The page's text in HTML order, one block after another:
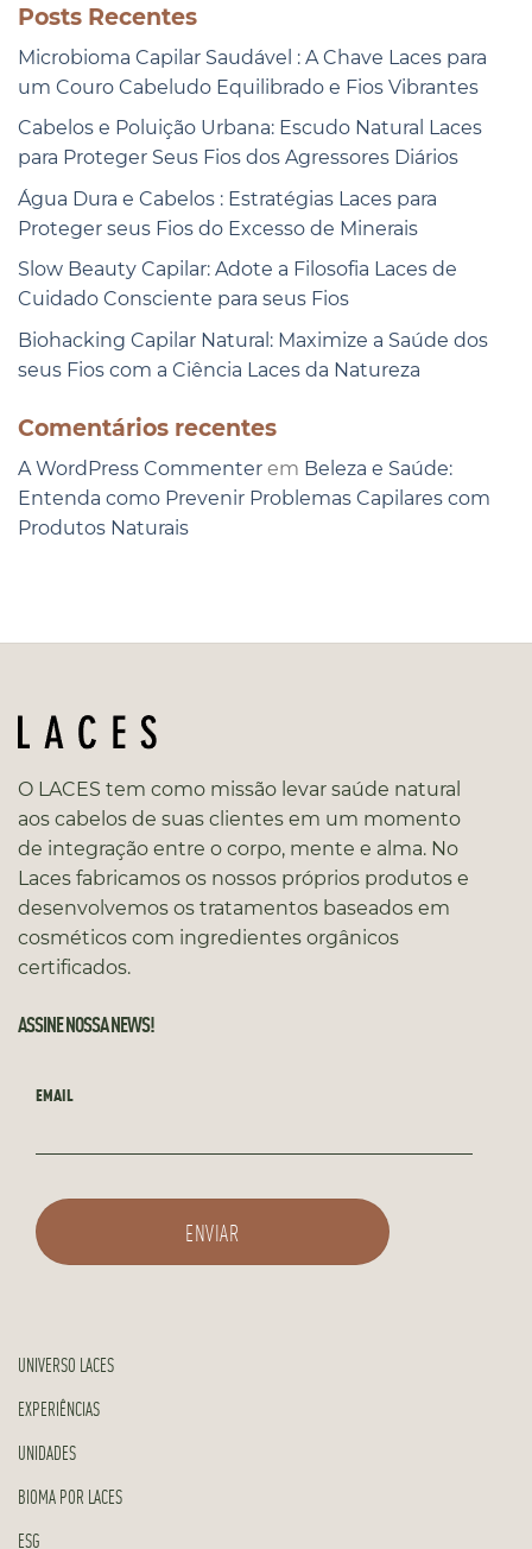
Posts Recentes
Microbioma Capilar Saudável : A Chave Laces para
um Couro Cabeludo Equilibrado e Fios Vibrantes
Cabelos e Poluição Urbana: Escudo Natural Laces
para Proteger Seus Fios dos Agressores Diários
Água Dura e Cabelos : Estratégias Laces para
Proteger seus Fios do Excesso de Minerais
Slow Beauty Capilar: Adote a Filosofia Laces de
Cuidado Consciente para seus Fios
Biohacking Capilar Natural: Maximize a Saúde dos
seus Fios com a Ciência Laces da Natureza
Comentários recentes
A WordPress Commenter em Beleza e Saúde:
Entenda como Prevenir Problemas Capilares com
Produtos Naturais
O LACES tem como missão levar saúde natural
aos cabelos de suas clientes em um momento
de integração entre o corpo, mente e alma. No
Laces fabricamos os nossos próprios produtos e
desenvolvemos os tratamentos baseados em
cosméticos com ingredientes orgânicos
certificados.
ASSINE NOSSA NEWS!
EMAIL
UNIVERSO LACES
EXPERIÊNCIAS
UNIDADES
BIOMA POR LACES
ESG